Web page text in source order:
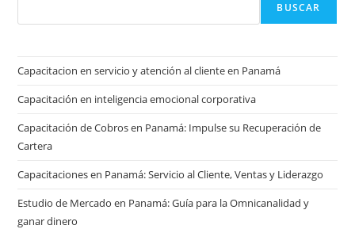
BUSCAR
Capacitacion en servicio y atención al cliente en Panamá
Capacitación en inteligencia emocional corporativa
Capacitación de Cobros en Panamá: Impulse su Recuperación de
Cartera
Capacitaciones en Panamá: Servicio al Cliente, Ventas y Liderazgo
Estudio de Mercado en Panamá: Guía para la Omnicanalidad y
ganar dinero